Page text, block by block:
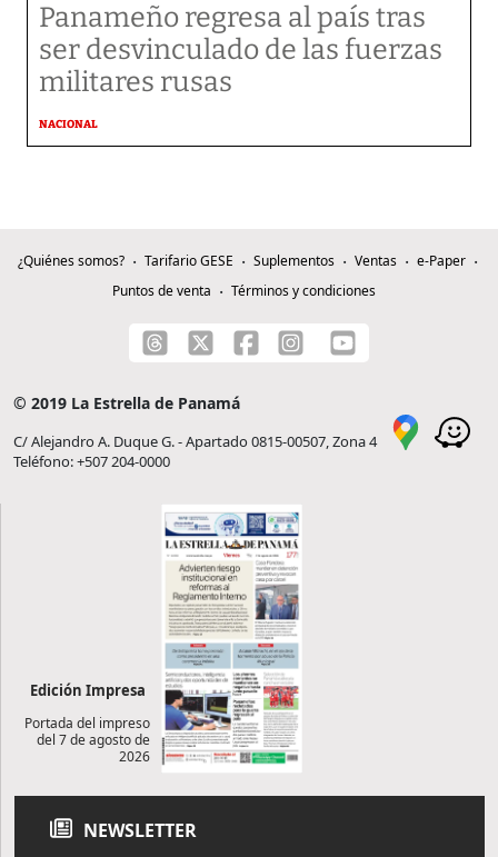
Panameño regresa al país tras
ser desvinculado de las fuerzas
militares rusas
NACIONAL
¿Quiénes somos? Tarifario GESE Suplementos Ventas
e-Paper
Puntos de venta
Términos y condiciones
© 2019 La Estrella de Panamá
C/ Alejandro A. Duque G. - Apartado 0815-00507, Zona 4
Teléfono: +507 204-0000
Edición Impresa
Portada del impreso
del 7 de agosto de
2026
NEWSLETTER